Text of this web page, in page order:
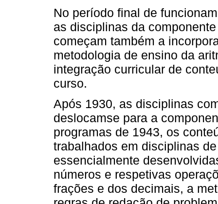
No período final de
as disciplinas da
começam também a
metodologia de ensino da
integração curricular de
curso.
Após 1930, as disciplinas
deslocamse para a
programas de 1943, os
trabalhados em disciplinas
essencialmente
números e respetivas
frações e dos decimais, a